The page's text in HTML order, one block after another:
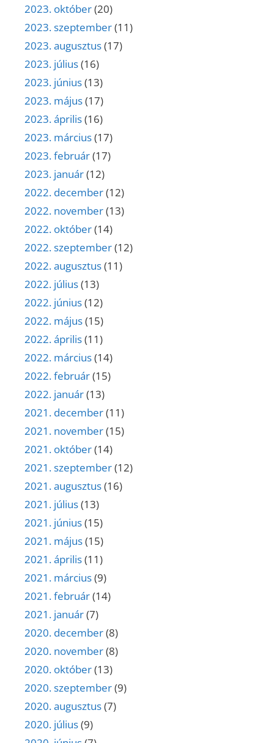
2023. október(20)
2023. szeptember(11)
2023. augusztus(17)
2023. július(16)
2023. június(13)
2023. május(17)
2023. április(16)
2023. március(17)
2023. február(17)
2023. január(12)
2022. december(12)
2022. november(13)
2022. október(14)
2022. szeptember(12)
2022. augusztus(11)
2022. július(13)
2022. június(12)
2022. május(15)
2022. április(11)
2022. március(14)
2022. február(15)
2022. január(13)
2021. december(11)
2021. november(15)
2021. október(14)
2021. szeptember(12)
2021. augusztus(16)
2021. július(13)
2021. június(15)
2021. május(15)
2021. április(11)
2021. március(9)
2021. február(14)
2021. január(7)
2020. december(8)
2020. november(8)
2020. október(13)
2020. szeptember(9)
2020. augusztus(7)
2020. július(9)